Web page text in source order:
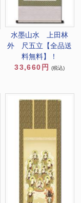
水墨山水 上田林
外 尺五立【全品送
料無料】！
33,660円
(税込)